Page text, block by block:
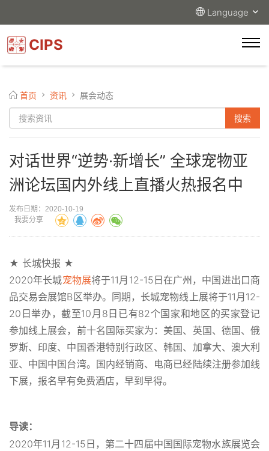
Language
CIPS
首页 资讯 展会动态
对话世界“逆势·新增长” 全球宠物亚
洲论坛国内外线上直播火热报名中
发布日期：2020-10-19
我要分享
★ 长城快报 ★
2020年长城宠物展将于11月12-15日在广州，中国进出口商
品交易会展馆B区举办。同期，长城宠物线上展将于11月12-
20日举办，截至10月8日已有82个国家和地区的买家登记
参加线上展会，前十名国际买家为：美国、英国、德国、俄
罗斯、印度、中国香港特别行政区、韩国、加拿大、澳大利
亚、中国中国台湾。国内经销商、电商已经陆续注册参加线
下展，报名早有免费酒店，早到早得。
导读：
2020年11月12-15日，第二十四届中国国际宠物水族展览会